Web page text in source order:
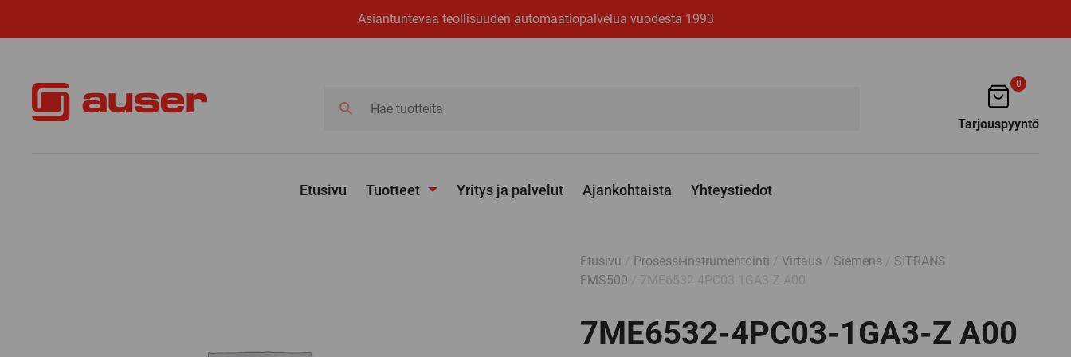
Asiantuntevaa teollisuuden automaatiopalvelua vuodesta 1993
tuotteita
0
Tarjouspyyntö
Etusivu Tuotteet Yritys ja palvelut Ajankohtaista Yhteystiedot
Etusivu Prosessi-instrumentointi Virtaus Siemens
SITRANS
FMS500
7ME6532-4PC03-1GA3-Z A00